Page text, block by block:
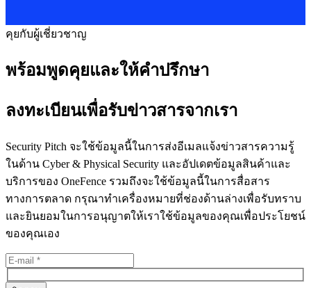
คุยกับผู้เชี่ยวชาญ
พร้อมพูดคุยและให้คำปรึกษา
ลงทะเบียนเพื่อรับข่าวสารจากเรา
Security Pitch จะใช้ข้อมูลนี้ในการส่งอีเมลแจ้งข่าวสารความรู้
ในด้าน Cyber & Physical Security และอัปเดตข้อมูลสินค้าและ
บริการของ OneFence รวมถึงจะใช้ข้อมูลนี้ในการสื่อสาร
ทางการตลาด กรุณาทำเครื่องหมายที่ช่องด้านล่างเพื่อรับทราบ
และยินยอมในการอนุญาตให้เราใช้ข้อมูลของคุณเพื่อประโยชน์
ของคุณเอง